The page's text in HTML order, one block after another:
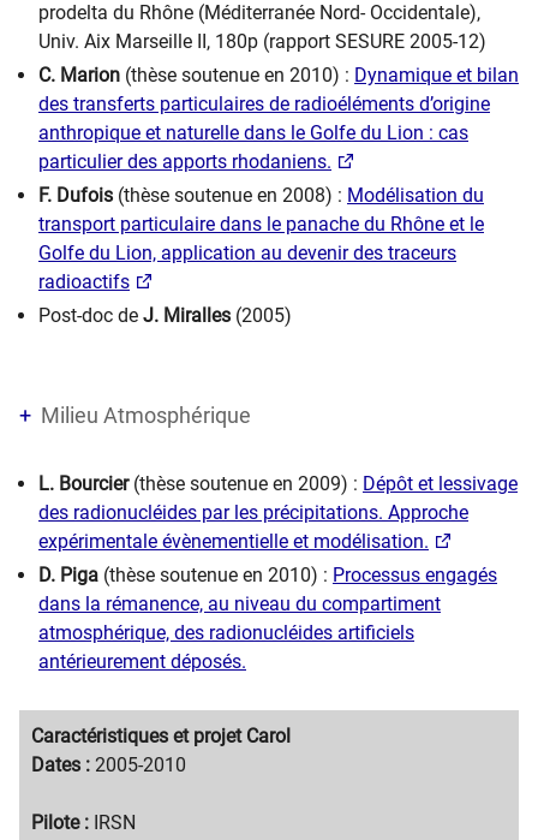
prodelta du Rhône (Méditerranée Nord- Occidentale),
Univ. Aix Marseille II, 180p (rapport SESURE 2005-12)
C. Marion (thèse soutenue en 2010) : Dynamique et bilan
des transferts particulaires de radioéléments d’origine
anthropique et naturelle dans le Golfe du Lion : cas
particulier des apports rhodaniens.
F. Dufois (thèse soutenue en 2008) : Modélisation du
transport particulaire dans le panache du Rhône et le
Golfe du Lion, application au devenir des traceurs
radioactifs
Post-doc de J. Miralles (2005)
Milieu Atmosphérique
L. Bourcier(thèse soutenue en 2009) : Dépôt et lessivage
des radionucléides par les précipitations. Approche
expérimentale évènementielle et modélisation.
D. Piga (thèse soutenue en 2010) : Processus engagés
dans la rémanence, au niveau du compartiment
atmosphérique, des radionucléides artificiels
antérieurement déposés.
Migration
content
Caractéristiques et projet Carol
Migration
text
Dates : 2005-2010
Pilote : IRSN